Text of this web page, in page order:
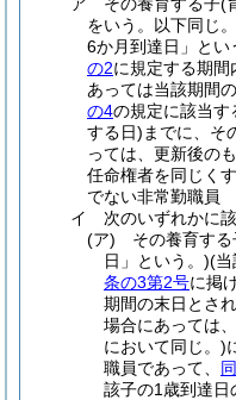
をいう。以下同じ
6か月到達日」とい
の2に規定する期間
あっては当該期間
の4の規定に該当す
する日) までに、そ
っては、更新後の
任命権者を同じく
でない非常勤職員
イ
次のいずれかに
(ア)
その養育す
日」という。)(当
条の3第2号に掲
期間の末日とさ
場合にあっては
において同じ。)
職員であって、
該子の1歳到達日